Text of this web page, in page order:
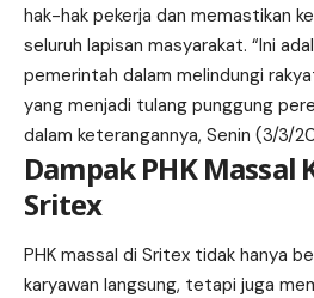
hak-hak pekerja dan memastikan
seluruh lapisan masyarakat. “Ini
pemerintah dalam melindungi
yang menjadi tulang punggung
dalam keterangannya, Senin (3/3/
Dampak PHK Massal
Sritex
PHK massal di Sritex tidak hanya
karyawan langsung, tetapi juga